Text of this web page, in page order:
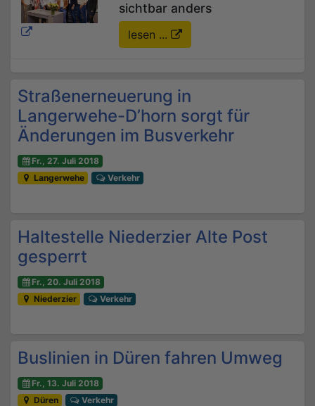
sichtbar anders
lesen ...
Straßenerneuerung in
Langerwehe-D’horn sorgt für
Änderungen im Busverkehr
Fr., 27. Juli 2018
Langerwehe
Verkehr
Haltestelle Niederzier Alte Post
gesperrt
Fr., 20. Juli 2018
Niederzier
Verkehr
Buslinien in Düren fahren Umweg
Fr., 13. Juli 2018
Düren
Verkehr